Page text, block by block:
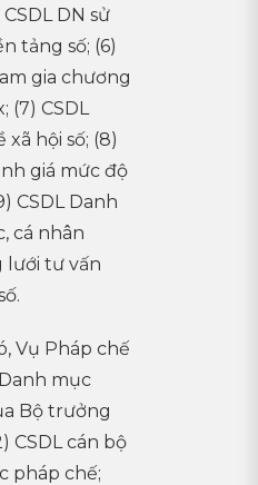
DN sử
tảng số; (6)
gia chương
CSDL
hội số; (8)
giá mức độ
CSDL Danh
cá nhân
lưới tư vấn
Vụ Pháp chế
Danh mục
Bộ trưởng
CSDL cán bộ
pháp chế;